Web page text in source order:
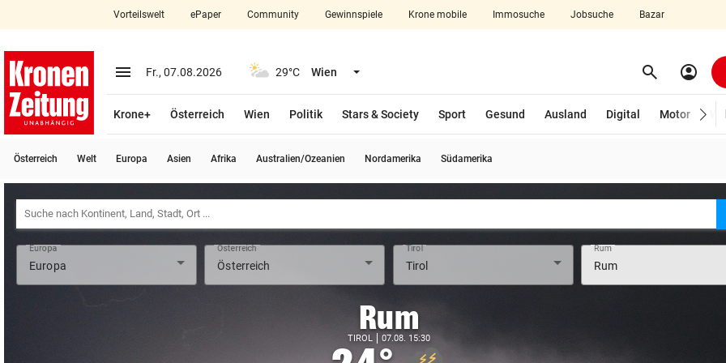
closeSchließen
account_circle Anmelden
arrow_right
bookmark Merkliste
search
Suchbegriff
eingeben
Vorteilswelt ePaper Community Gewinnspiele Krone mobile Immosuche Jobsuche Bazar
menu Menü aufklappen
Fr., 07.08.2026 29°C Wien Menü aufklappen search Suchen
account_circle
Krone+ Österreich Wien Politik Stars & Society Sport Gesund Ausland Digital Motor
Österreich Welt Europa Asien Afrika Australien/Ozeanien Nordamerika Südamerika
Europa Österreich Tirol Rum
Rum
TIROL 07.08. 15:30